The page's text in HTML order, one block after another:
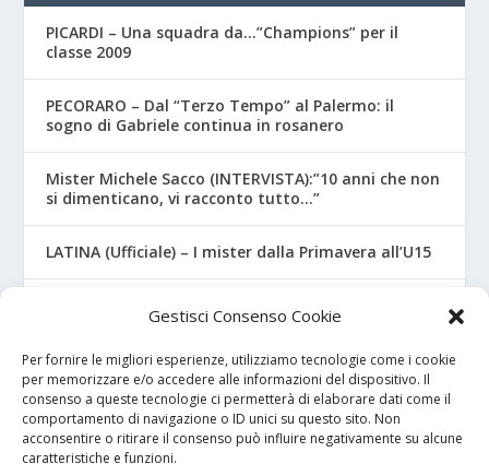
Gestisci Consenso Cookie
Per fornire le migliori esperienze, utilizziamo tecnologie come i cookie
per memorizzare e/o accedere alle informazioni del dispositivo. Il
consenso a queste tecnologie ci permetterà di elaborare dati come il
comportamento di navigazione o ID unici su questo sito. Non
acconsentire o ritirare il consenso può influire negativamente su alcune
caratteristiche e funzioni.
PICARDI – Una squadra da…”Champions” per il
classe 2009
PECORARO – Dal “Terzo Tempo” al Palermo: il
sogno di Gabriele continua in rosanero
Mister Michele Sacco (INTERVISTA):”10 anni che non
si dimenticano, vi racconto tutto…”
LATINA (Ufficiale) – I mister dalla Primavera all’U15
CROTONE – Primavera/Under 17, novità sui nuovi
I NOSTRI SPONSOR